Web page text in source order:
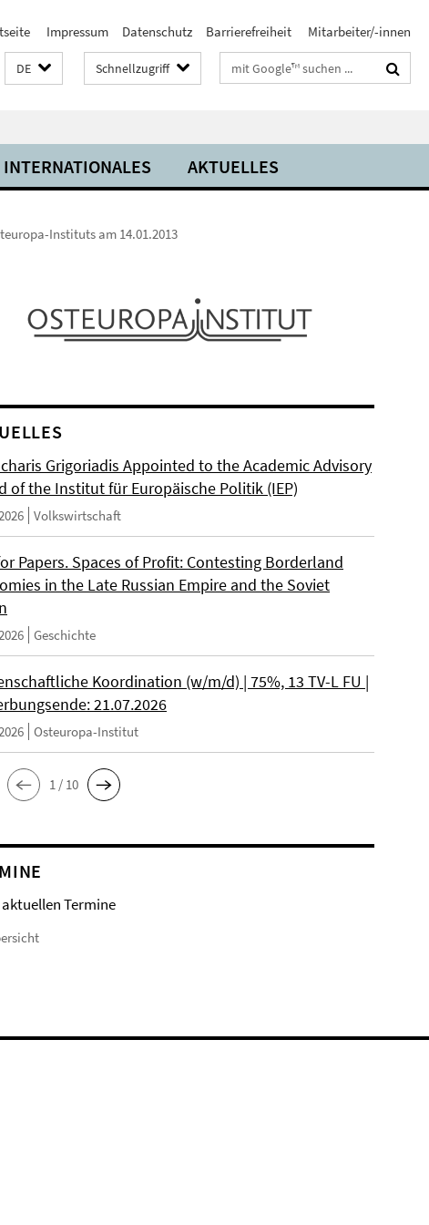
Impressum Datenschutz Barrierefreiheit Mitarbeiter/-innen
DE Schnellzugriff Suchbegriffe
INTERNATIONALES AKTUELLES
Instituts am 14.01.2013
Grigoriadis Appointed to the Academic Advisory
of the Institut für Europäische Politik (IEP)
Volkswirtschaft
Papers. Spaces of Profit: Contesting Borderland
in the Late Russian Empire and the Soviet
Geschichte
Koordination (w/m/d) | 75%, 13 TV-L FU |
21.07.2026
Osteuropa-Institut
1 / 10
Termine